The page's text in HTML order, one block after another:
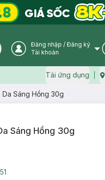
icon User Icon
Đăng nhập / Đăng ký
Tài khoản
Tải ứng dụng
Da Sáng Hồng 30g
Sáng Hồng 30g